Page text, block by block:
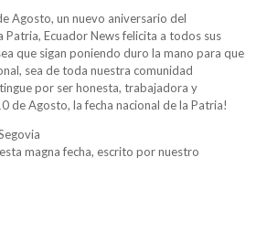
Agosto, un nuevo aniversario del
Patria, Ecuador News felicita a todos sus
que sigan poniendo duro la mano para que
sea de toda nuestra comunidad
por ser honesta, trabajadora y
de Agosto, la fecha nacional de la Patria!
magna fecha, escrito por nuestro